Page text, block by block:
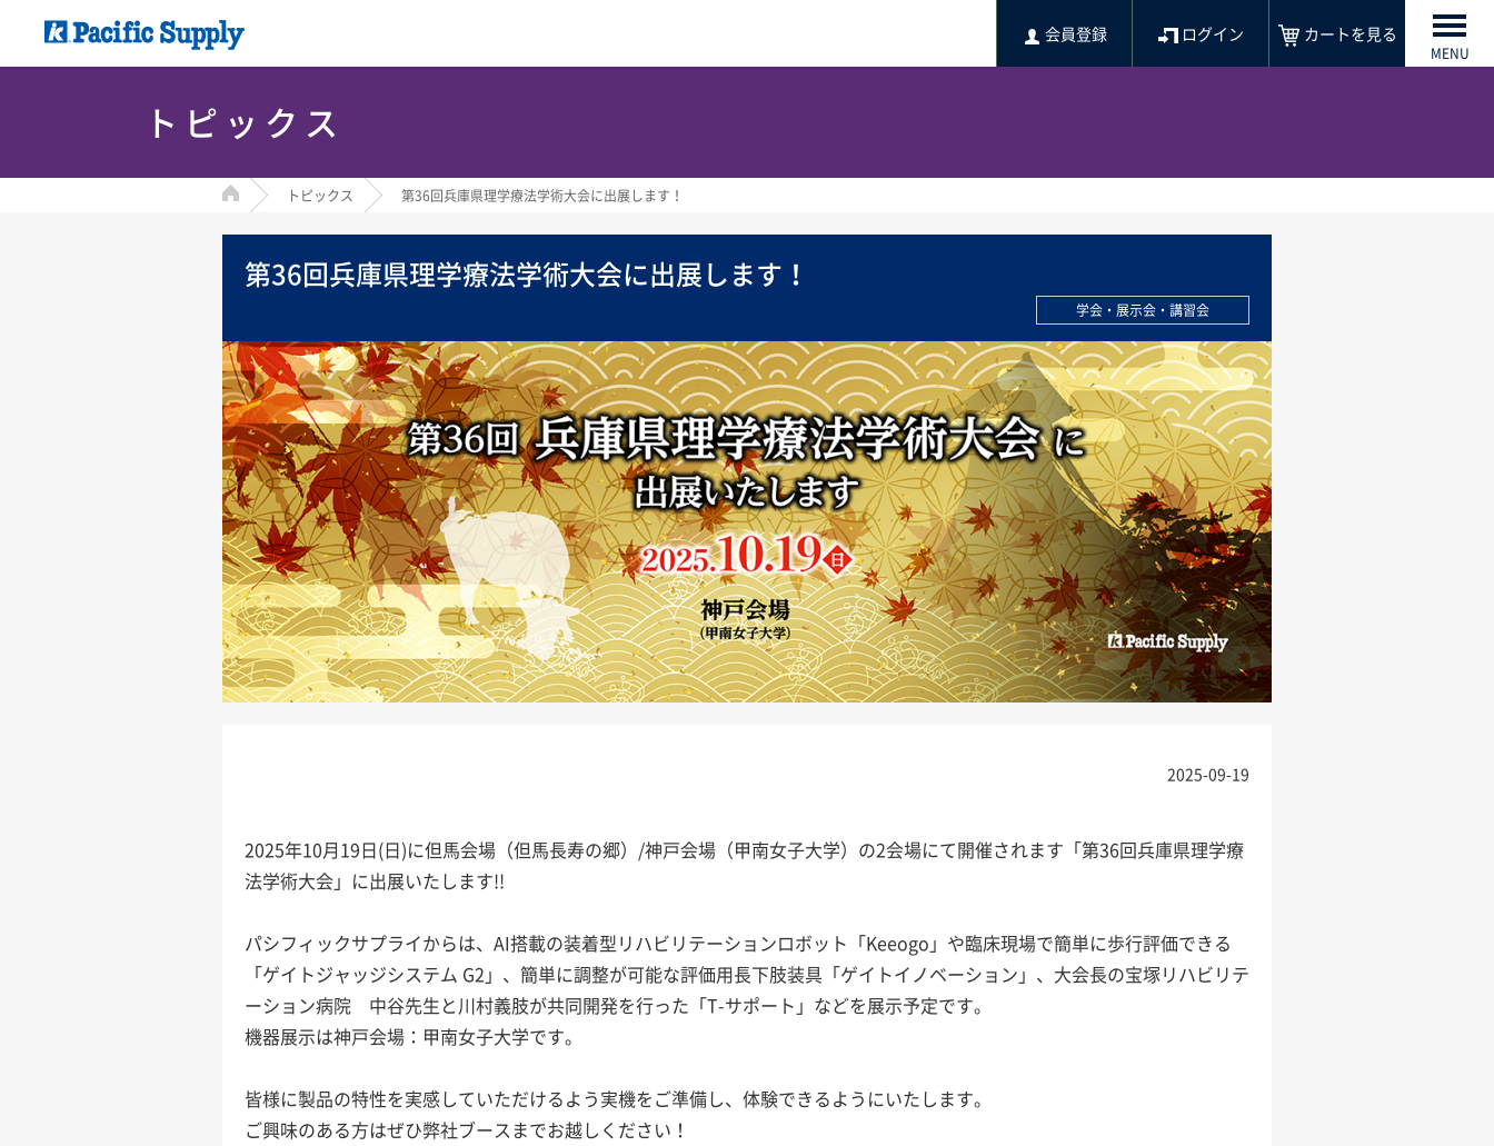
会員登録 ログイン カートを見る
MENU
トピックス
HOME トピックス 第36回兵庫県理学療法学術大会に出展します！
第36回兵庫県理学療法学術大会に出展します！
学会・展示会・講習会
2025-09-19
2025年10月19日(日)に但馬会場（但馬長寿の郷）/神戸会場（甲南女子大学）の2会場にて開催されます「第36回兵庫県理学療
法学術大会」に出展いたします!!
パシフィックサプライからは、AI搭載の装着型リハビリテーションロボット「Keeogo」や臨床現場で簡単に歩行評価できる
「ゲイトジャッジシステム G2」、簡単に調整が可能な評価用長下肢装具「ゲイトイノベーション」、大会長の宝塚リハビリテ
ーション病院 中谷先生と川村義肢が共同開発を行った「T-サポート」などを展示予定です。
機器展示は神戸会場：甲南女子大学です。
皆様に製品の特性を実感していただけるよう実機をご準備し、体験できるようにいたします。
ご興味のある方はぜひ弊社ブースまでお越しください！